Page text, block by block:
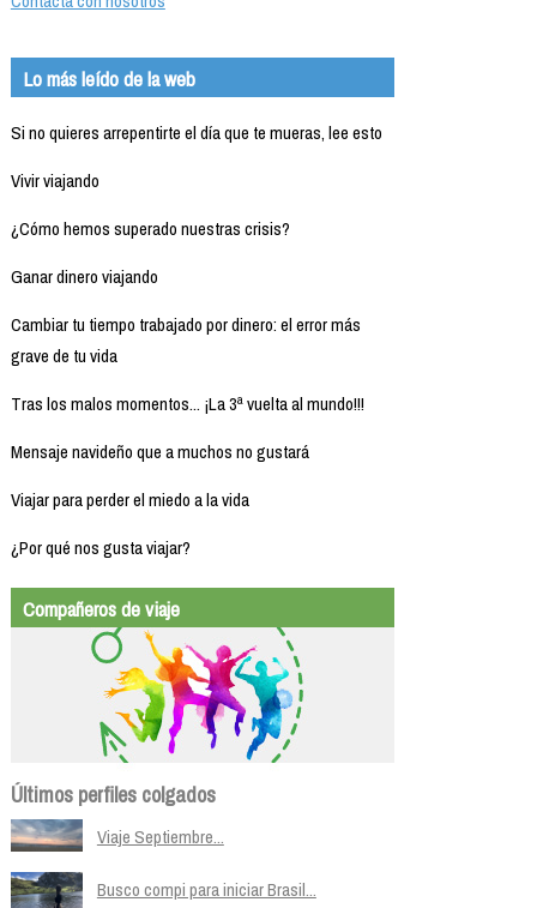
Lo más leído de la web
Si no quieres arrepentirte el día que te mueras, lee esto
Vivir viajando
¿Cómo hemos superado nuestras crisis?
Ganar dinero viajando
Cambiar tu tiempo trabajado por dinero: el error más
grave de tu vida
Tras los malos momentos... ¡La 3ª vuelta al mundo!!!
Mensaje navideño que a muchos no gustará
Viajar para perder el miedo a la vida
¿Por qué nos gusta viajar?
Compañeros de viaje
Últimos perfiles colgados
Viaje Septiembre...
Busco compi para iniciar Brasil...